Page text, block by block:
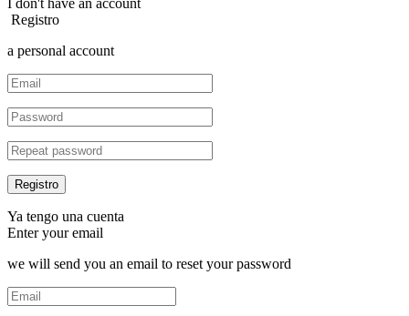
I don't have an account
Registro
a personal account
Ya tengo una cuenta
Enter your email
we will send you an email to reset your password